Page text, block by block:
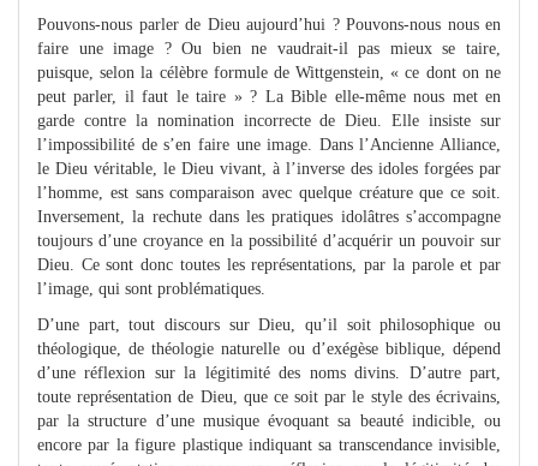
Pouvons-nous parler de Dieu aujourd’hui ? Pouvons-nous nous en
faire une image ? Ou bien ne vaudrait-il pas mieux se taire,
puisque, selon la célèbre formule de Wittgenstein, « ce dont on ne
peut parler, il faut le taire » ? La Bible elle-même nous met en
garde contre la nomination incorrecte de Dieu. Elle insiste sur
l’impossibilité de s’en faire une image. Dans l’Ancienne Alliance,
le Dieu véritable, le Dieu vivant, à l’inverse des idoles forgées par
l’homme, est sans comparaison avec quelque créature que ce soit.
Inversement, la rechute dans les pratiques idolâtres s’accompagne
toujours d’une croyance en la possibilité d’acquérir un pouvoir sur
Dieu. Ce sont donc toutes les représentations, par la parole et par
l’image, qui sont problématiques.
D’une part, tout discours sur Dieu, qu’il soit philosophique ou
théologique, de théologie naturelle ou d’exégèse biblique, dépend
d’une réflexion sur la légitimité des noms divins. D’autre part,
toute représentation de Dieu, que ce soit par le style des écrivains,
par la structure d’une musique évoquant sa beauté indicible, ou
encore par la figure plastique indiquant sa transcendance invisible,